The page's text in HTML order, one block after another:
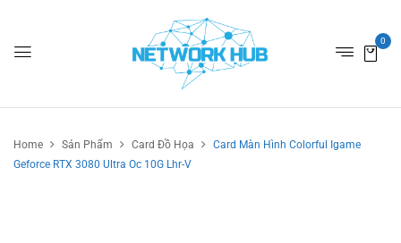
0
Home Sản Phẩm Card Đồ Họa
Card Màn Hình Colorful Igame
Geforce RTX 3080 Ultra Oc 10G Lhr-V